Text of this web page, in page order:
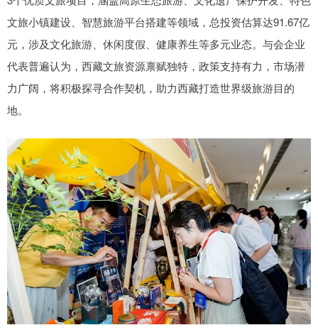
文旅小镇建设、智慧旅游平台搭建等领域，总投资估算达91.67亿
元，涉及文化旅游、休闲度假、健康养生等多元业态。与会企业
代表普遍认为，西藏文旅资源禀赋独特，政策支持有力，市场潜
力广阔，将积极探寻合作契机，助力西藏打造世界级旅游目的
地。